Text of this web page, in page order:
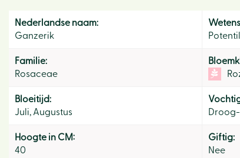
Nederlandse naam:
Ganzerik
Familie:
Rosaceae
Bloeitijd:
Juli, Augustus
Hoogte in CM:
40
Giftig:
Nee